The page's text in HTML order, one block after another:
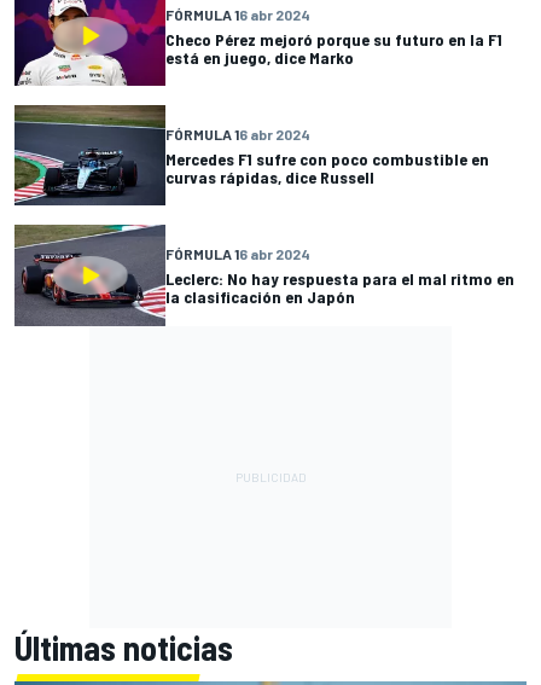
FÓRMULA 16 abr 2024
Checo Pérez mejoró porque su futuro en la F1
está en juego, dice Marko
FÓRMULA 16 abr 2024
Mercedes F1 sufre con poco combustible en
curvas rápidas, dice Russell
FÓRMULA 16 abr 2024
Leclerc: No hay respuesta para el mal ritmo en
la clasificación en Japón
Últimas noticias